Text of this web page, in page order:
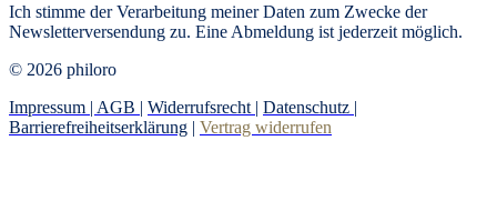
Ich stimme der Verarbeitung meiner Daten zum Zwecke der
Newsletterversendung zu. Eine Abmeldung ist jederzeit möglich.
© 2026 philoro
Impressum | AGB | Widerrufsrecht | Datenschutz |
Barrierefreiheitserklärung | Vertrag widerrufen